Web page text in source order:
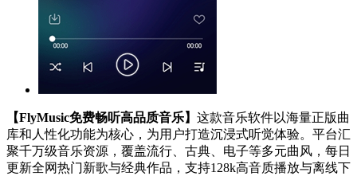
【FlyMusic免费畅听高品质音乐】 这款音乐软件以海量正版曲
库和人性化功能为核心，为用户打造沉浸式听觉体验。平台汇
聚千万级音乐资源，覆盖流行、古典、电子等多元曲风，每日
更新全网热门新歌与经典作品，支持128k高音质播放与离线下